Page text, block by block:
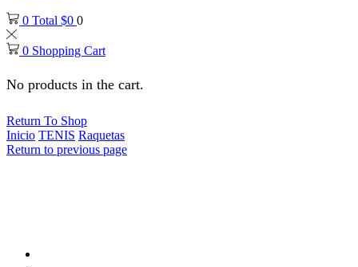
0 Total $0 0
0 Shopping Cart
No products in the cart.
Return To Shop
Inicio TENIS Raquetas
Return to previous page